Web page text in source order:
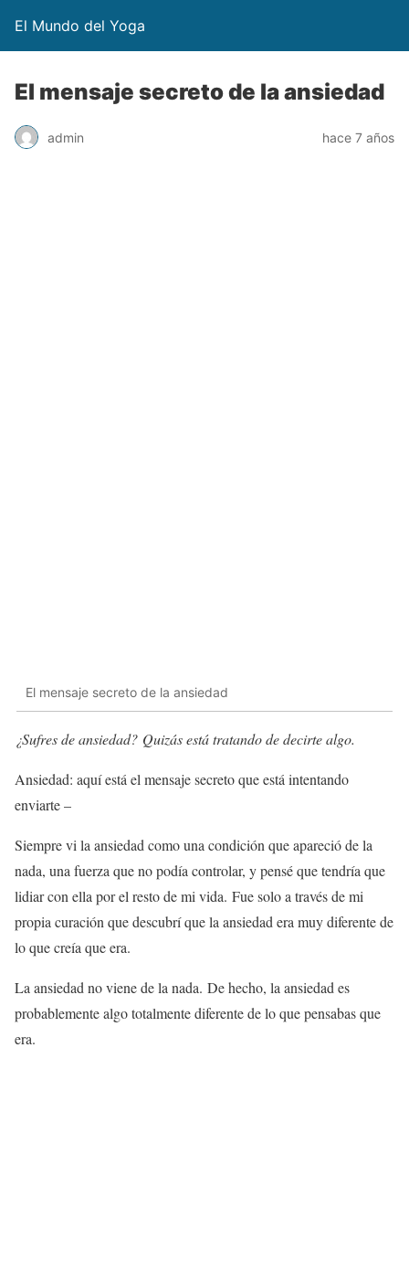
El Mundo del Yoga
El mensaje secreto de la ansiedad
admin hace 7 años
El mensaje secreto de la ansiedad
¿Sufres de ansiedad? Quizás está tratando de decirte algo.
Ansiedad: aquí está el mensaje secreto que está intentando
enviarte –
Siempre vi la ansiedad como una condición que apareció de la
nada, una fuerza que no podía controlar, y pensé que tendría que
lidiar con ella por el resto de mi vida. Fue solo a través de mi
propia curación que descubrí que la ansiedad era muy diferente de
lo que creía que era.
La ansiedad no viene de la nada. De hecho, la ansiedad es
probablemente algo totalmente diferente de lo que pensabas que
era.